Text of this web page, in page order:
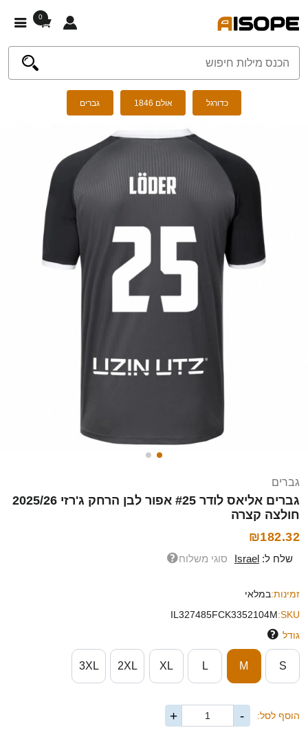
0
כדורגל אולם 1846 גברים
גברים
גברים אליאס לודר #25 אפור לבן הרחק ג'רזי 2025/26
חולצה קצרה
₪182.32
שלח ל: Israel סוגי משלוח
זמינות:במלאי
SKU:
IL327485FCK3352104M
גודל
S
M
L
XL
2XL
3XL
הוסף לסל: -
+